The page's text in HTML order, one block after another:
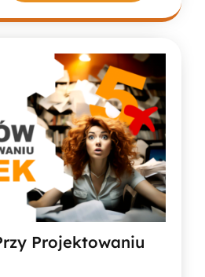
Projektowaniu